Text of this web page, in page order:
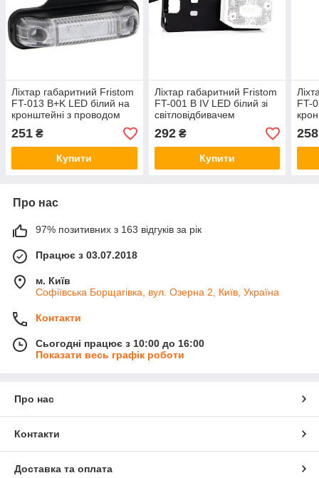
Ліхтар габаритний Fristom
FT-013 B+K LED білий на
кронштейні з проводом
251 ₴
Купити
Ліхтар габаритний Fristom
FT-001 B IV LED білий зі
світловідбивачем
кронштейном і проводом
292₴
Купити
FT-
258
Про нас
97% позитивних з 163 відгуків за рік
Працює з 03.07.2018
м. Київ
Софіївська Борщагівка, вул. Озерна 2, Київ, Україна
Контакти
Сьогодні працює з 10:00 до 16:00
Показати весь графік роботи
Про нас
Контакти
Доставка та оплата